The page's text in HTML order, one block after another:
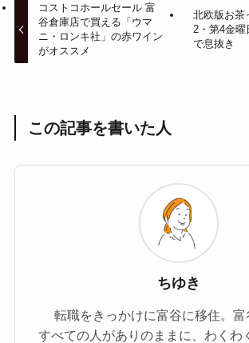
コストコホールセール 富
谷倉庫店で買える「ウマ
ニ・ロンキ社」の赤ワイン
がオススメ
北欧版お茶
2・第4金
で息抜き
この記事を書いた人
ちゆき
転職をきっかけに富谷に移住。富
すべての人がありのままに、わくわ